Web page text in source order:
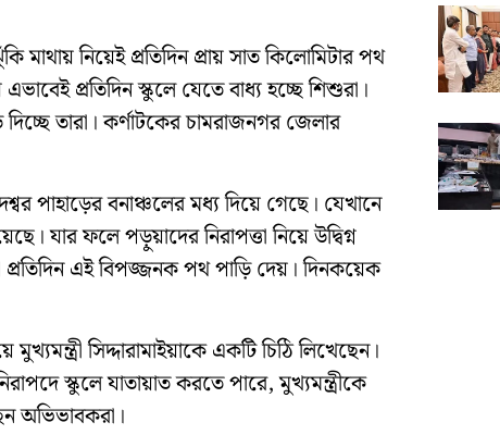
নিয়েই প্রতিদিন প্রায় সাত কিলোমিটার পথ
প্রতিদিন স্কুলে যেতে বাধ্য হচ্ছে শিশুরা।
তারা। কর্ণাটকের চামরাজনগর জেলার
পাহাড়ের বনাঞ্চলের মধ্য দিয়ে গেছে। যেখানে
যার ফলে পড়ুয়াদের নিরাপত্তা নিয়ে উদ্বিগ্ন
এই বিপজ্জনক পথ পাড়ি দেয়। দিনকয়েক
সিদ্দারামাইয়াকে একটি চিঠি লিখেছেন।
স্কুলে যাতায়াত করতে পারে, মুখ্যমন্ত্রীকে
অভিভাবকরা।